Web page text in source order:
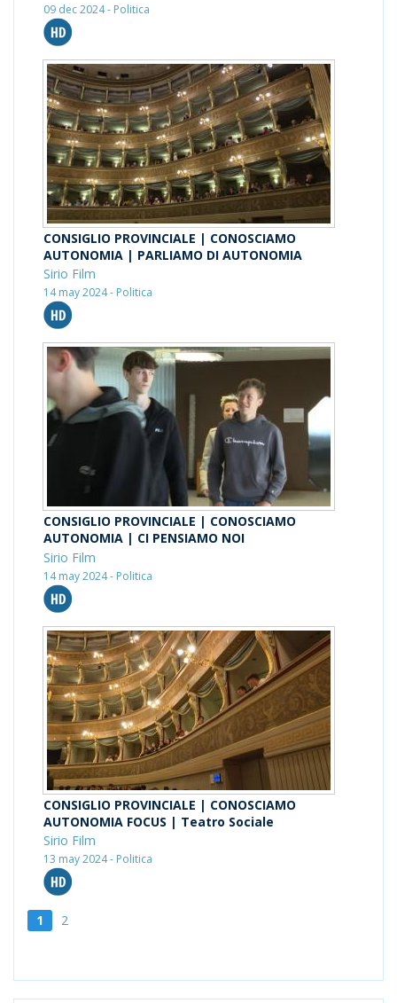
09 dec 2024 - Politica
CONSIGLIO PROVINCIALE | CONOSCIAMO
AUTONOMIA | PARLIAMO DI AUTONOMIA
Sirio Film
14 may 2024 - Politica
CONSIGLIO PROVINCIALE | CONOSCIAMO
AUTONOMIA | CI PENSIAMO NOI
Sirio Film
14 may 2024 - Politica
CONSIGLIO PROVINCIALE | CONOSCIAMO
AUTONOMIA FOCUS | Teatro Sociale
Sirio Film
13 may 2024 - Politica
1 2